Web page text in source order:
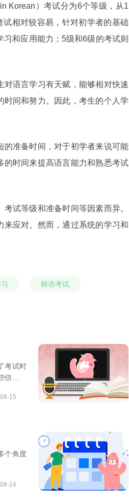
Korean）考试分为6个等级，从1
相对较容易，针对初学者的基础
和应用能力；5级和6级的考试则
对语言学习有天赋，能够相对快速
间和努力。因此，考生的个人学
的准备时间，对于初学者来说可能
的时间来提高语言能力和熟悉考试
试等级和准备时间等因素而异。
应对。然而，通过系统的学习和
韩语考试
考试时
息，
08-15
个角度
08-14